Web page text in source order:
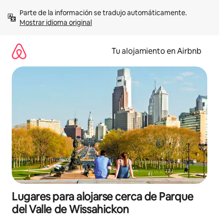
contenidoMostrar idioma original
Tu alojamiento en Airbnb
Lugares para alojarse cerca de Parque
del Valle de Wissahickon